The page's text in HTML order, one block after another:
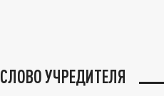
СЛОВО УЧРЕДИТЕЛЯ